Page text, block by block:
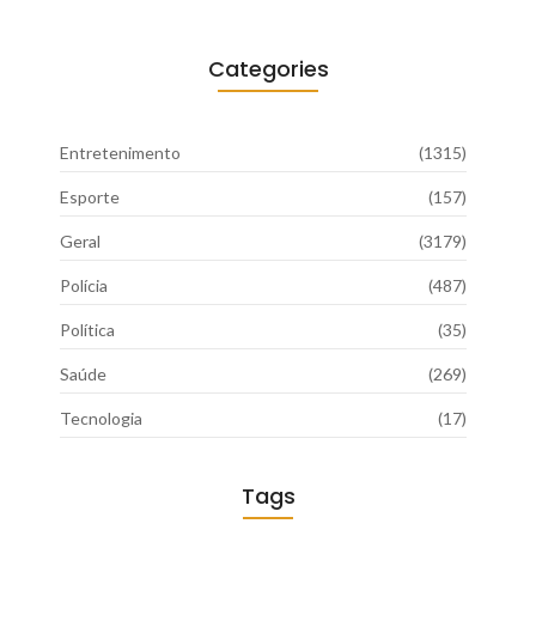
Categories
Entretenimento (1315)
Esporte (157)
Geral (3179)
Polícia (487)
Política (35)
Saúde (269)
Tecnologia (17)
Tags